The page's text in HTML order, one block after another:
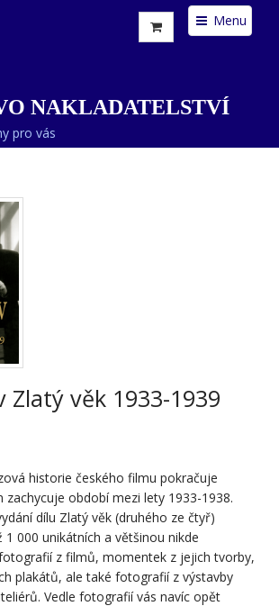
Menu
NAKLADATELSTVÍ
pro vás
Zlatý věk 1933-1939
historie českého filmu pokračuje
zachycuje období mezi lety 1933-1938.
dílu Zlatý věk (druhého ze čtyř)
1 000 unikátních a většinou nikde
z filmů, momentek z jejich tvorby,
plakátů, ale také fotografií z výstavby
Vedle fotografií vás navíc opět